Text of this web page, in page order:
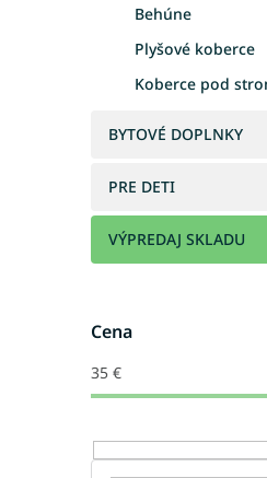
Behúne
Plyšové koberce
Koberce pod
BYTOVÉ DOPLNKY
PRE DETI
VÝPREDAJ SKLADU
Cena
35 €